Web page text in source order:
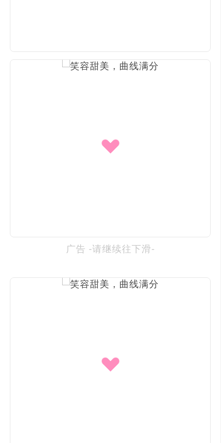
广告 -请继续往下滑-